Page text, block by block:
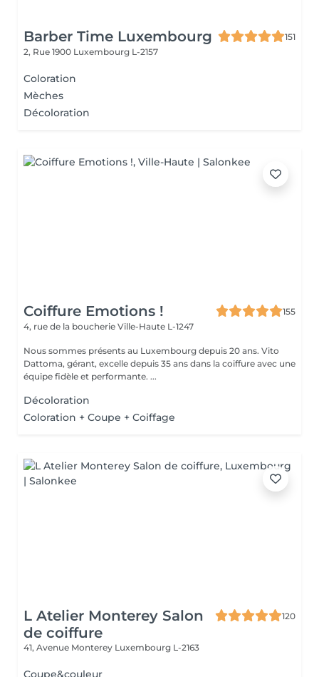
Barber Time Luxembourg
151
2, Rue 1900 Luxembourg L-2157
Coloration
Mèches
Décoloration
Coiffure Emotions !
155
4, rue de la boucherie Ville-Haute L-1247
Nous sommes présents au Luxembourg depuis 20 ans. Vito
Dattoma, gérant, excelle depuis 35 ans dans la coiffure avec une
équipe fidèle et performante. ...
Décoloration
Coloration + Coupe + Coiffage
L Atelier Monterey Salon
de coiffure
120
41, Avenue Monterey Luxembourg L-2163
Coupe&couleur